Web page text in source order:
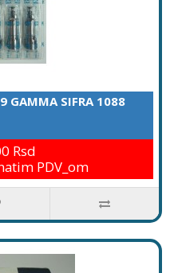
GAMMA SIFRA 1088
Rsd
PDV_om